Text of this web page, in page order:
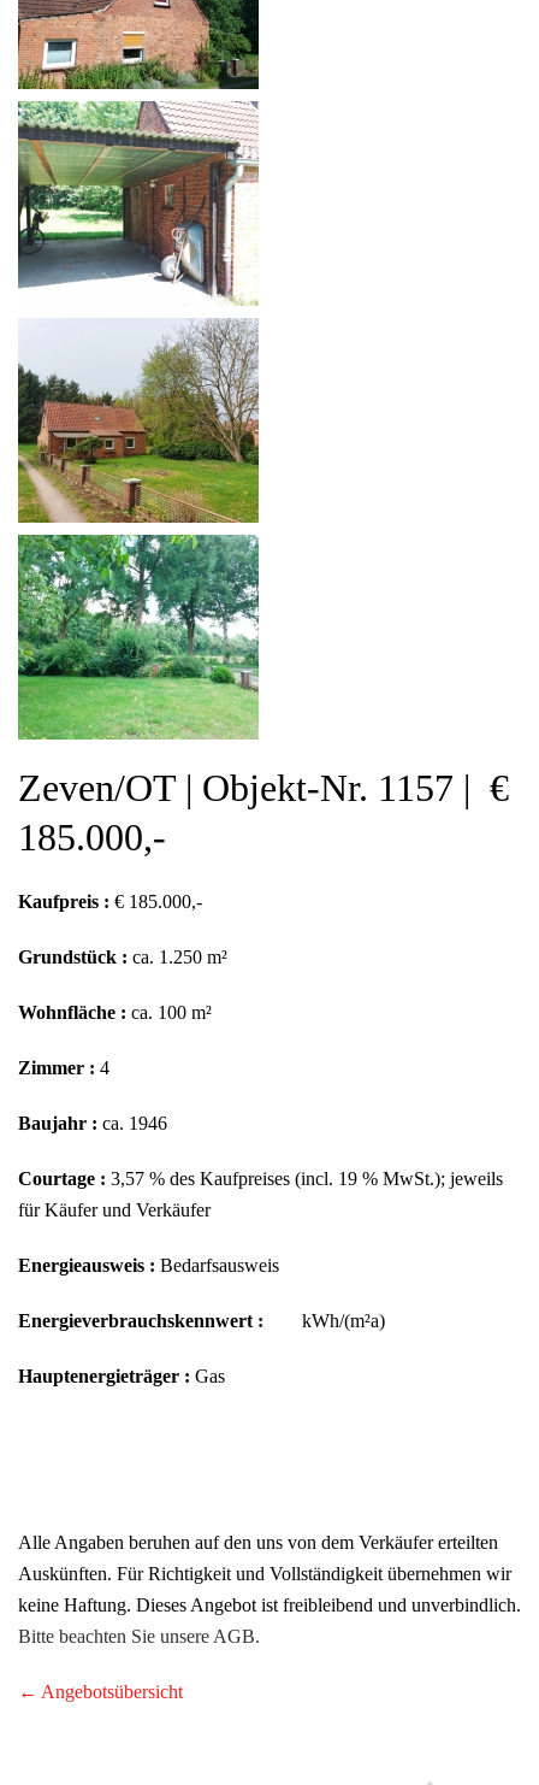
Zeven/OT | Objekt-Nr. 1157 | €
185.000,-
Kaufpreis : € 185.000,-
Grundstück : ca. 1.250 m²
Wohnfläche : ca. 100 m²
Zimmer : 4
Baujahr : ca. 1946
Courtage : 3,57 % des Kaufpreises (incl. 19 % MwSt.); jeweils
für Käufer und Verkäufer
Energieausweis : Bedarfsausweis
Energieverbrauchskennwert : kWh/(m²a)
Hauptenergieträger : Gas
Alle Angaben beruhen auf den uns von dem Verkäufer erteilten
Auskünften. Für Richtigkeit und Vollständigkeit übernehmen wir
keine Haftung. Dieses Angebot ist freibleibend und unverbindlich.
Bitte beachten Sie unsere AGB.
← Angebotsübersicht